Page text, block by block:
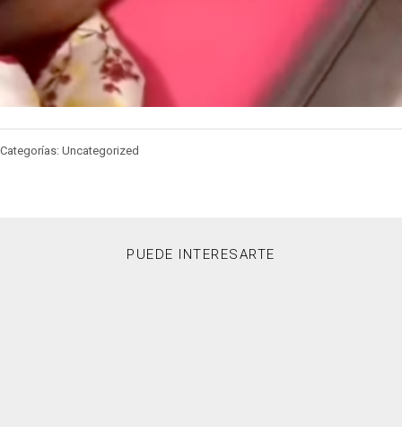
Categorías: Uncategorized
PUEDE INTERESARTE